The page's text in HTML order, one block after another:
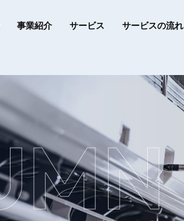
事業紹介 サービス サービスの流れ